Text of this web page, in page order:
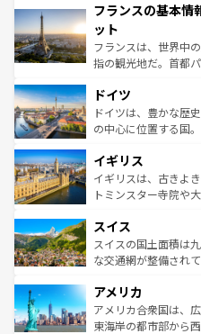
ませてくれるイタリ
なお、新着のイタリア
しい。
文化が根付くこの国
れる闘牛、そして美
る。首都マドリード
アートに溢れた街角
せる。地方によって
ンテンツ一覧を参照
フランスの基本情
ット
フランスは、世界中
指の観光地だ。首都
で、幅広い魅力が詰
聖堂、美しいビーチ
から魅了する。また
いる。シャンパンの
香り高いラベンダー
らに、パリ以外の地
れる地方に足を運ぶ
きるだろう
を参照してほしい。
ドイツ
ドイツは、豊かな歴
の中心に位置する国
顔を持つこの国は、
ルリンの文化的活気
してライン川沿いの
は、お酒好きな人にはぜひ
ドイツ情報はコンテ
イギリス
イギリスは、古きよ
トミンスター寺院や
リアごとに異なる魅
ティー、ビール好き
戦など、本場だから
ンツ一覧を参照してほ
スイス
スイスの国土面積は
な交通網が整備され
の建物がそのまま残
博物館もあり、アル
ことができる。国民
アメリカ
アメリカ合衆国は、
東海岸の都市部から